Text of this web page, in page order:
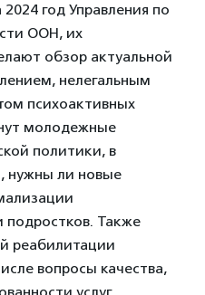
год Управления по
ООН, их
обзор актуальной
нелегальным
психоактивных
молодежные
политики, в
нужны ли новые
подростков. Также
реабилитации
вопросы качества,